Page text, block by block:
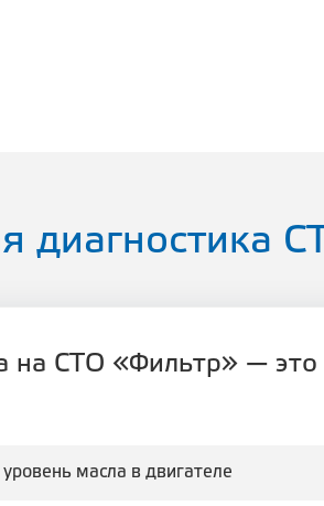
диагностика
на СТО «Фильтр» — это
масла в двигателе